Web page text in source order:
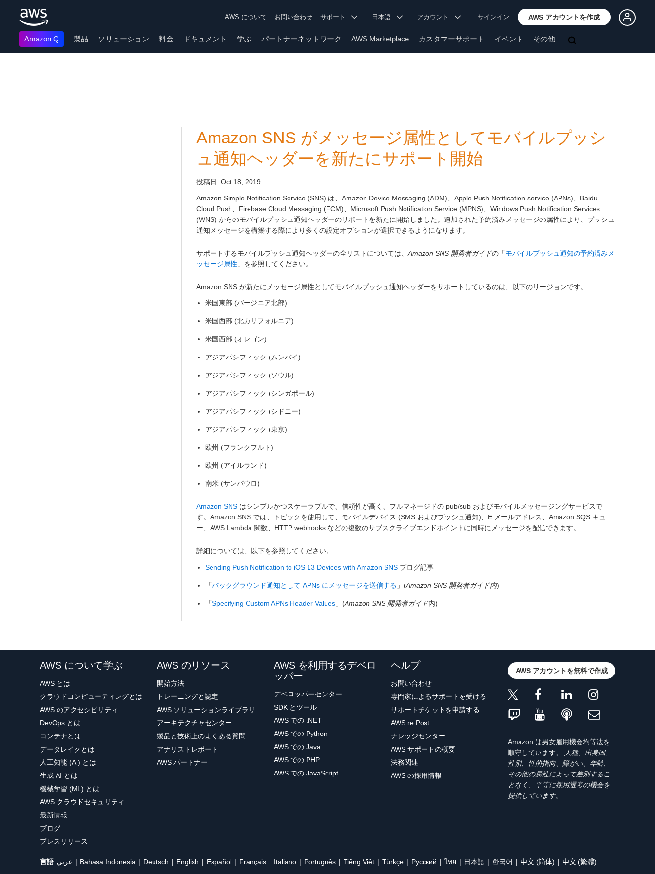
AWS について お問い合わせ サポート 日本語 アカウント サインイン AWS アカウントを作成
Amazon Q 製品 ソリューション 料金 ドキュメント 学ぶ パートナーネットワーク AWS Marketplace カスタマーサポート イベント その他
Amazon SNS がメッセージ属性としてモバイルプッシ
ュ通知ヘッダーを新たにサポート開始
投稿日: Oct 18, 2019
Amazon Simple Notification Service (SNS) は、Amazon Device Messaging (ADM)、Apple Push Notification service (APNs)、Baidu
Cloud Push、Firebase Cloud Messaging (FCM)、Microsoft Push Notification Service (MPNS)、Windows Push Notification Services
(WNS) からのモバイルプッシュ通知ヘッダーのサポートを新たに開始しました。追加された予約済みメッセージの属性により、プッシュ
通知メッセージを構築する際により多くの設定オプションが選択できるようになります。
サポートするモバイルプッシュ通知ヘッダーの全リストについては、 Amazon SNS 開発者ガイドの「モバイルプッシュ通知の予約済みメ
ッセージ属性 」を参照してください。
Amazon SNS が新たにメッセージ属性としてモバイルプッシュ通知ヘッダーをサポートしているのは、以下のリージョンです。
米国東部 (バージニア北部)
米国西部 (北カリフォルニア)
米国西部 (オレゴン)
アジアパシフィック (ムンバイ)
アジアパシフィック (ソウル)
アジアパシフィック (シンガポール)
アジアパシフィック (シドニー)
アジアパシフィック (東京)
欧州 (フランクフルト)
欧州 (アイルランド)
南米 (サンパウロ)
Amazon SNS はシンプルかつスケーラブルで、信頼性が高く、フルマネージドの pub/sub およびモバイルメッセージングサービスで
す。Amazon SNS では、トピックを使用して、モバイルデバイス (SMS およびプッシュ通知)、E メールアドレス、Amazon SQS キュ
ー、AWS Lambda 関数、HTTP webhooks などの複数のサブスクライブエンドポイントに同時にメッセージを配信できます。
詳細については、以下を参照してください。
Sending Push Notification to iOS 13 Devices with Amazon SNS ブログ記事
「バックグラウンド通知として APNs にメッセージを送信する 」(Amazon SNS 開発者ガイド内)
「Specifying Custom APNs Header Values 」(Amazon SNS 開発者ガイド内)
AWS について学ぶ
AWS とは
クラウドコンピューティングとは
AWS のアクセシビリティ
DevOps とは
コンテナとは
データレイクとは
人工知能 (AI) とは
生成 AI とは
機械学習 (ML) とは
AWS クラウドセキュリティ
最新情報
ブログ
プレスリリース
AWS のリソース
開始方法
トレーニングと認定
AWS ソリューションライブラリ
アーキテクチャセンター
製品と技術上のよくある質問
アナリストレポート
AWS パートナー
AWS を利用するデベロ
ッパー
デベロッパーセンター
SDK とツール
AWS での .NET
AWS での Python
AWS での Java
AWS での PHP
AWS での JavaScript
ヘルプ
お問い合わせ
専門家によるサポートを受ける
サポートチケットを申請する
AWS re:Post
ナレッジセンター
AWS サポートの概要
法務関連
AWS の採用情報
AWS アカウントを無料で作成
Amazon は男女雇用機会均等法を
順守しています。
人種、出身国、
性別、性的指向、障がい、年齢、
その他の属性によって差別するこ
となく、平等に採用選考の機会を
提供しています。
言語 عربي Bahasa Indonesia Deutsch English Español Français Italiano Português Tiếng Việt Türkçe Ρусский ไทย 日本語 한국어 中文 (简体) 中文 (繁體)